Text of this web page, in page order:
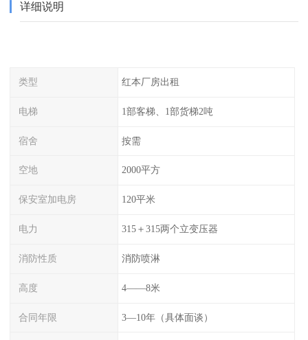
详细说明
类型 红本厂房出租
电梯 1部客梯、1部货梯2吨
宿舍 按需
空地 2000平方
保安室加电房 120平米
电力 315＋315两个立变压器
消防性质 消防喷淋
高度 4——8米
合同年限 3—10年（具体面谈）